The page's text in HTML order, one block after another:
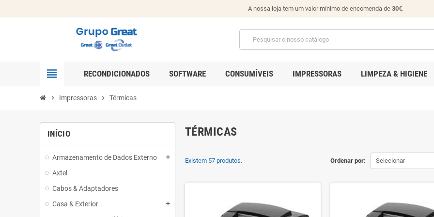
A nossa loja tem um valor mínimo de encomenda de 30€.
view_headline RECONDICIONADOS SOFTWARE CONSUMÍVEIS IMPRESSORAS LIMPEZA & HIGIENE
chevron_right Impressoras chevron_right Térmicas
INÍCIO
Armazenamento de Dados Externo add
Axtel
Cabos & Adaptadores
Casa & Exterior
add
TÉRMICAS
Ordenar por: Selecionar
Existem 57 produtos.